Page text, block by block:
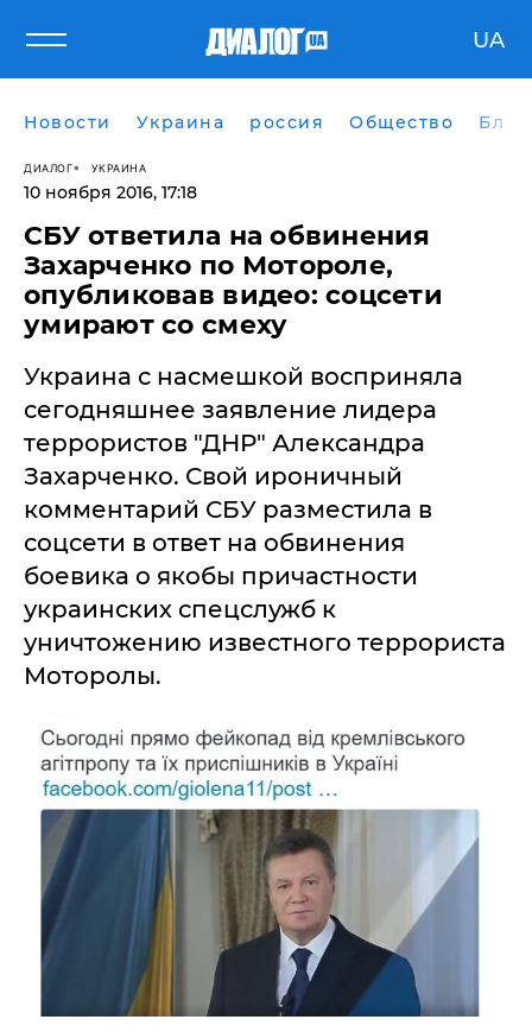
UA
Новости Украина россия Общество
ДИАЛОГ УКРАИНА
10 ноября 2016, 17:18
СБУ ответила на обвинения
Захарченко по Мотороле,
опубликовав видео: соцсети
умирают со смеху
​Украина с насмешкой восприняла
сегодняшнее заявление лидера
террористов "ДНР" Александра
Захарченко. Свой ироничный
комментарий СБУ разместила в
соцсети в ответ на обвинения
боевика о якобы причастности
украинских спецслужб к
уничтожению известного террориста
Моторолы.